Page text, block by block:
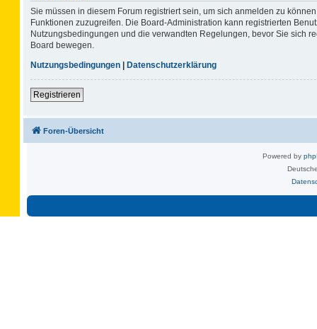
Sie müssen in diesem Forum registriert sein, um sich anmelden zu
Funktionen zuzugreifen. Die Board-Administration kann registrierten
Nutzungsbedingungen und die verwandten Regelungen, bevor Sie sich
Board bewegen.
Nutzungsbedingungen | Datenschutzerklärung
Registrieren
Foren-Übersicht
Powered by